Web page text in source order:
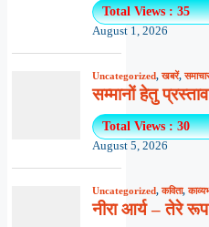
Total Views : 35
August 1, 2026
Uncategorized,खबरें,
सम्मानों हेतु
Total Views : 30
August 5, 2026
Uncategorized,कविता,
नीरा आर्य – तेरे